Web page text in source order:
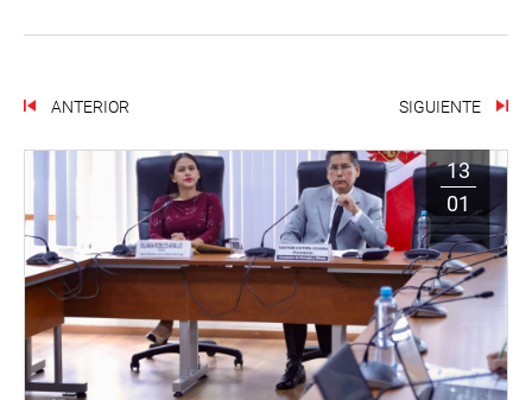
ANTERIOR SIGUIENTE
13
01